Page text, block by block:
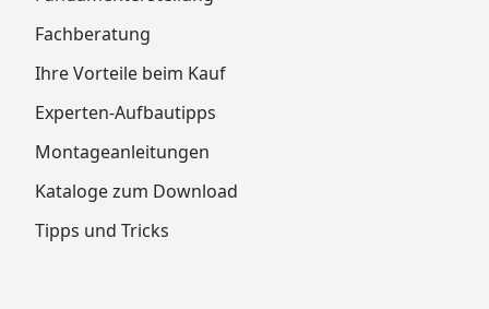
Fachberatung
Ihre Vorteile beim Kauf
Experten-Aufbautipps
Montageanleitungen
Kataloge zum Download
Tipps und Tricks